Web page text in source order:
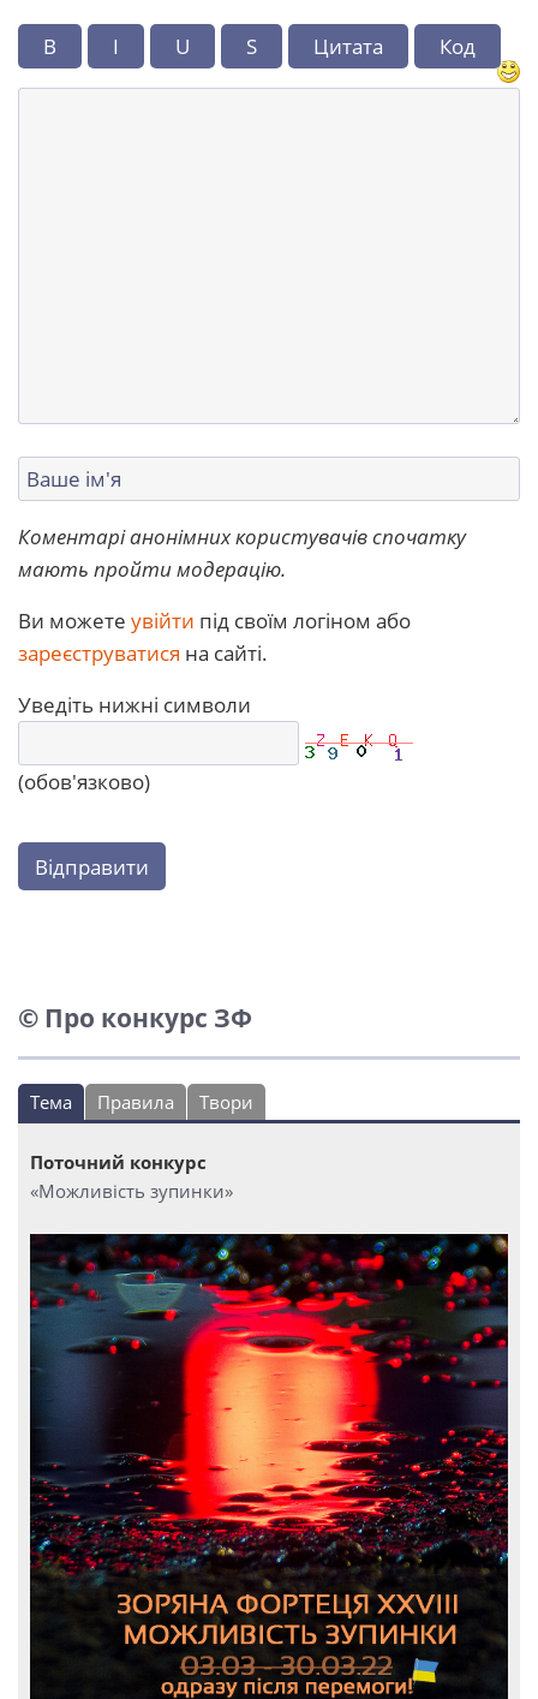
B I U S Цитата Код
Коментарі анонімних користувачів спочатку
мають пройти модерацію.
Ви можете увійти під своїм логіном або
зареєструватися на сайті.
Уведіть нижні символи
(обов'язково)
Відправити
© Про конкурс ЗФ
Тема Правила Твори
Поточний конкурс
«Можливість зупинки»